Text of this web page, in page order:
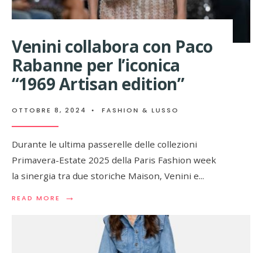
Venini collabora con Paco
Rabanne per l’iconica
“1969 Artisan edition”
OTTOBRE 8, 2024 • FASHION & LUSSO
Durante le ultima passerelle delle collezioni
Primavera-Estate 2025 della Paris Fashion week
la sinergia tra due storiche Maison, Venini e...
READ MORE →
READ
COLLABORA